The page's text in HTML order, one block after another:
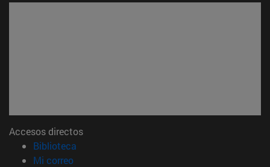
Accesos directos
Biblioteca
Mi correo(abre en nueva ventana)